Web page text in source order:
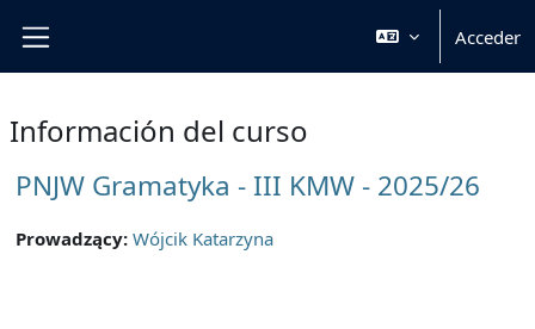
Acceder
Información del curso
PNJW Gramatyka - III KMW - 2025/26
Prowadzący: Wójcik Katarzyna